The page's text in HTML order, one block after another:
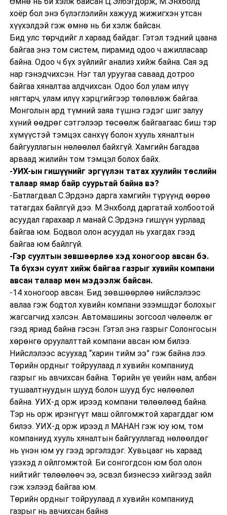
хоёр бол энэ бүлэглэлийн хажууд жижигхэн утсан
хүүхэлдэй гэж өмнө нь би хэлж байсан.
Бид улс төрчдийг л хараад байдаг. Гэтэл тэдний цаана
байгаа энэ том систем, пирамид одоо ч ажилласаар
байна. Одоо ч бүх зүйлийг анализ хийж байна. Сая эд
нар гэнэдчихсэн. Нэг тал уруугаа саваад дотроо
байгаа хяналтаа алдчихсан. Одоо бол улам илүү
нягтарч, улам илүү хэрцгийгээр төлөвлөж байгаа.
Монголын ард түмний заяа түшнэ гэдэг шиг залуу
хүний өөдрөг сэтгэлээр төсөөлж байгаагаас биш тэр
хүмүүстэй тэмцэх санхүү болон хууль хяналтын
байгууллагын нөлөөлөл байхгүй. Хамгийн багадаа
арваад жилийн том тэмцэл болох байх.
-УИХ-ын гишүүнийг эргүүлэн татах хуулийн төслийн
талаар ямар байр суурьтай байна вэ?
-Батлагдвал С.Эрдэнэ дарга хамгийн түрүүнд өөрөө
татагдах байлгүй дээ. М.Энхболд даргатай холбоотой
асуудал гарахаар л манай С.Эрдэнэ гишүүн уурлаад
байгаа юм. Бодвол олон асуудал нь ухагдах гээд
байгаа юм байлгүй.
-Гэр суултын зөвшөөрлөө хэд хоногоор авсан бэ.
Та бүхэн суулт хийж байгаа газрыг хувийн компани
авсан талаар мөн мэдээлж байсан.
-14 хоногоор авсан. Бид зөвшөөрлөө нийслэлээс
авлаа гэж бодтол хувийн компани эзэмшдэг болохыг
жагсагчид хэлсэн. Автомашины зогсоол чөлөөлж өг
гээд яриад байна гэсэн. Гэтэл энэ газрыг Солонгосын
хөрөнгө оруулалттай компани авсан юм билээ.
Нийслэлээс асуухад “харин тийм ээ” гэж байна лээ.
Төрийн ордныг тойруулаад л хувийн компаниуд
газрыг нь авчихсан байна. Төрийн үе үеийн нам, албан
тушаалтнуудын шууд болон шууд бус нөлөөлөл
байна. УИХ-д орж ирээд компани төлөөлөөд байна.
Тэр нь орж ирэнгүүт маш ойлгомжтой харагддаг юм
билээ. УИХ-д орж ирээд л МАНАН гэж юу юм, том
компаниуд хууль хяналтын байгууллагад нөлөөлдөг
нь үнэн юм уу гээд эргэлздэг. Хувьцааг нь хараад
үзэхэд л ойлгомжтой. Би сонгогдсон юм бол олон
нийтийг төлөөлөөч ээ, эсвэл бизнесээ хийгээд зайл
гэж хэлээд байгаа юм.
Төрийн ордныг тойруулаад л хувийн компаниуд
газрыг нь авчихсан байна